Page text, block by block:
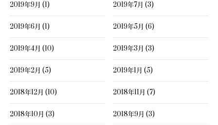
2019年9月 (1) 2019年7月 (3)
2019年6月 (1) 2019年5月 (6)
2019年4月 (10) 2019年3月 (3)
2019年2月 (5) 2019年1月 (5)
2018年12月 (10) 2018年11月 (7)
2018年10月 (3) 2018年9月 (3)